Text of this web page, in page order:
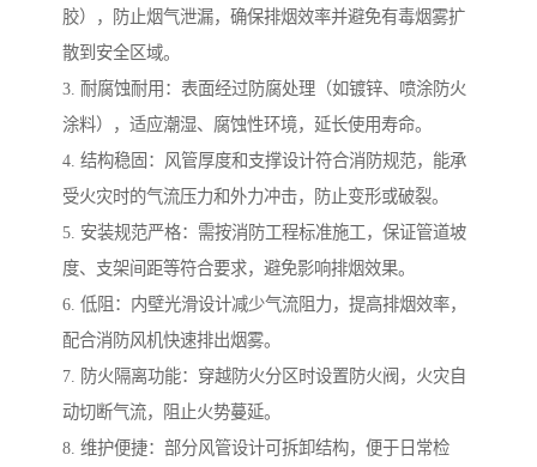
胶），防止烟气泄漏，确保排烟效率并避免有毒烟雾扩
散到安全区域。
3. 耐腐蚀耐用：表面经过防腐处理（如镀锌、喷涂防火
涂料），适应潮湿、腐蚀性环境，延长使用寿命。
4. 结构稳固：风管厚度和支撑设计符合消防规范，能承
受火灾时的气流压力和外力冲击，防止变形或破裂。
5. 安装规范严格：需按消防工程标准施工，保证管道坡
度、支架间距等符合要求，避免影响排烟效果。
6. 低阻：内壁光滑设计减少气流阻力，提高排烟效率，
配合消防风机快速排出烟雾。
7. 防火隔离功能：穿越防火分区时设置防火阀，火灾自
动切断气流，阻止火势蔓延。
8. 维护便捷：部分风管设计可拆卸结构，便于日常检